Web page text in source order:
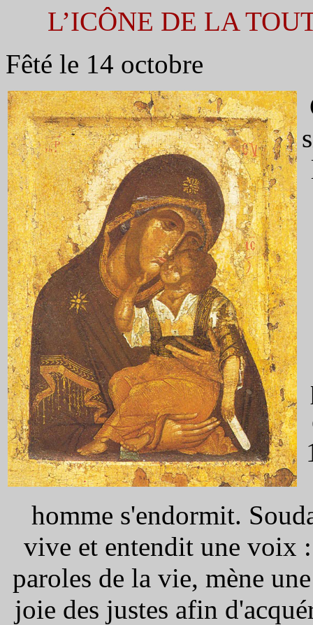
L’ICÔNE DE LA
Fêté le 14 octobre
homme s'endormit.
vive et entendit une voix
paroles de la vie, mène
joie des justes afin